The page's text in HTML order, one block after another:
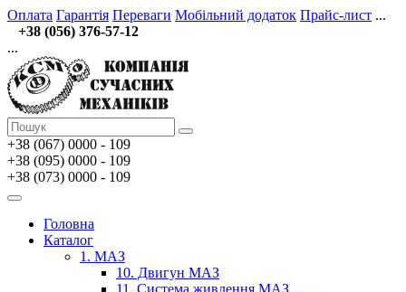
Оплата Гарантія Переваги Мобільний додаток Прайс-лист ...
+38 (056) 376-57-12
...
+38 (067) 0000 - 109
+38 (095) 0000 - 109
+38 (073) 0000 - 109
Головна
Каталог
1. МАЗ
10. Двигун МАЗ
11. Система живлення МАЗ